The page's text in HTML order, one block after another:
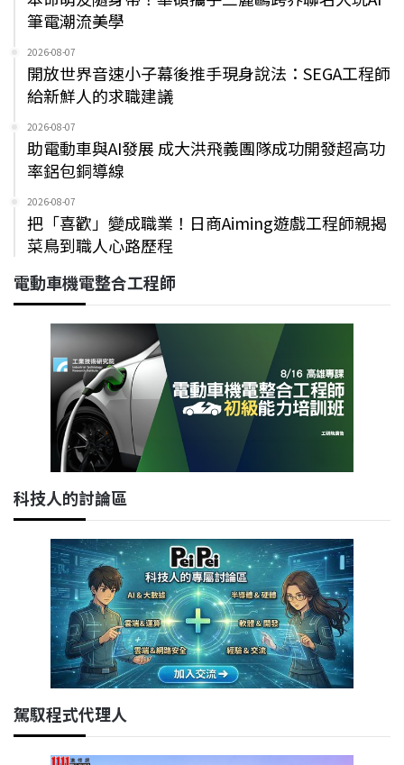
筆電潮流美學
2026-08-07
開放世界音速小子幕後推手現身說法：SEGA工程師
給新鮮人的求職建議
2026-08-07
助電動車與AI發展 成大洪飛義團隊成功開發超高功
率鋁包銅導線
2026-08-07
把「喜歡」變成職業！日商Aiming遊戲工程師親揭
菜鳥到職人心路歷程
電動車機電整合工程師
科技人的討論區
駕馭程式代理人